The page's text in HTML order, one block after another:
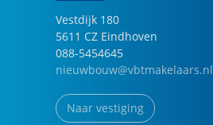
Vestdijk 180
5611 CZ Eindhoven
088-5454645
nieuwbouw@vbtmakelaars.nl
Naar vestiging